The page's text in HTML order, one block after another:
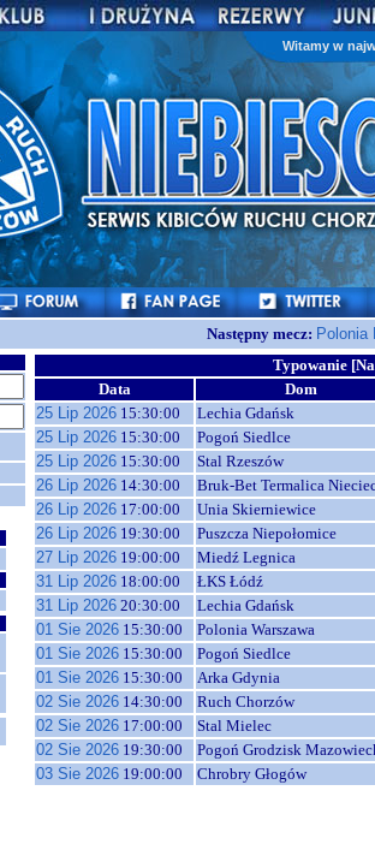
Witamy w
Następny mecz:
Typowanie
Data
Dom
25 Lip 2026 15:30:00
Lechia Gdańsk
25 Lip 2026 15:30:00
Pogoń Siedlce
25 Lip 2026 15:30:00
Stal Rzeszów
26 Lip 2026 14:30:00
Bruk-Bet Termalica
26 Lip 2026 17:00:00
Unia Skierniewice
26 Lip 2026 19:30:00
Puszcza Niepołomice
27 Lip 2026 19:00:00
Miedź Legnica
31 Lip 2026 18:00:00
ŁKS Łódź
31 Lip 2026 20:30:00
Lechia Gdańsk
01 Sie 2026 15:30:00
Polonia Warszawa
01 Sie 2026 15:30:00
Pogoń Siedlce
01 Sie 2026 15:30:00
Arka Gdynia
02 Sie 2026 14:30:00
Ruch Chorzów
02 Sie 2026 17:00:00
Stal Mielec
02 Sie 2026 19:30:00
Pogoń Grodzisk
03 Sie 2026 19:00:00 Chrobry Głogów